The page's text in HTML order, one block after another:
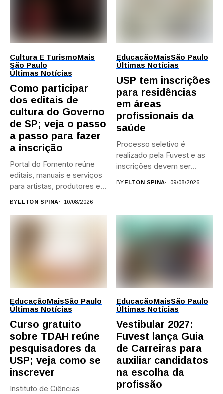
Cultura E TurismoMais
São Paulo
Últimas Notícias
Como participar
dos editais de
cultura do Governo
de SP; veja o passo
a passo para fazer
a inscrição
Portal do Fomento reúne
editais, manuais e serviços
para artistas, produtores e...
BYELTON SPINA 10/08/2026
EducaçãoMaisSão Paulo
Últimas Notícias
USP tem inscrições
para residências
em áreas
profissionais da
saúde
Processo seletivo é
realizado pela Fuvest e as
inscrições devem ser
BYELTON SPINA 09/08/2026
EducaçãoMaisSão Paulo
Últimas Notícias
Curso gratuito
sobre TDAH reúne
pesquisadores da
USP; veja como se
inscrever
Instituto de Ciências
EducaçãoMaisSão Paulo
Últimas Notícias
Vestibular 2027:
Fuvest lança Guia
de Carreiras para
auxiliar candidatos
na escolha da
profissão